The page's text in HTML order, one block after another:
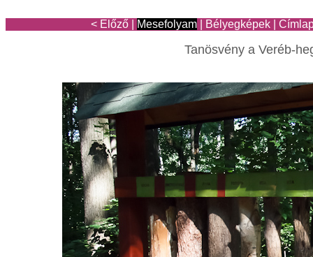
< Előző Mesefolyam Bélyegképek
Tanösvény a Veréb-